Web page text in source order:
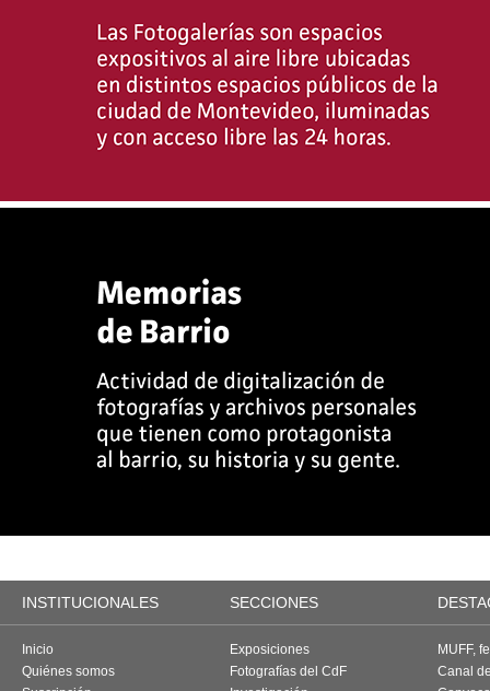
INSTITUCIONALES SECCIONES
Inicio
Quiénes somos
Exposiciones
Fotografías del CdF
MUFF,
Canal